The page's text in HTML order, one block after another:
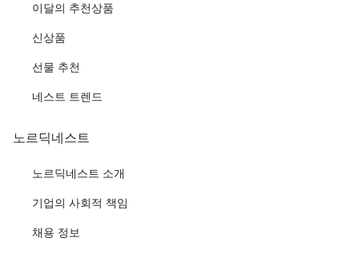
이달의 추천상품
신상품
선물 추천
네스트 트렌드
노르딕네스트
노르딕네스트 소개
기업의 사회적 책임
채용 정보